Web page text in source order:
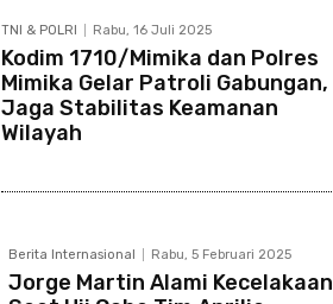
TNI & POLRI Rabu, 16 Juli 2025
Kodim 1710/Mimika dan Polres
Mimika Gelar Patroli Gabungan,
Jaga Stabilitas Keamanan
Wilayah
Berita Internasional Rabu, 5 Februari 2025
Jorge Martin Alami Kecelakaan